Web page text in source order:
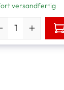
versandfertig